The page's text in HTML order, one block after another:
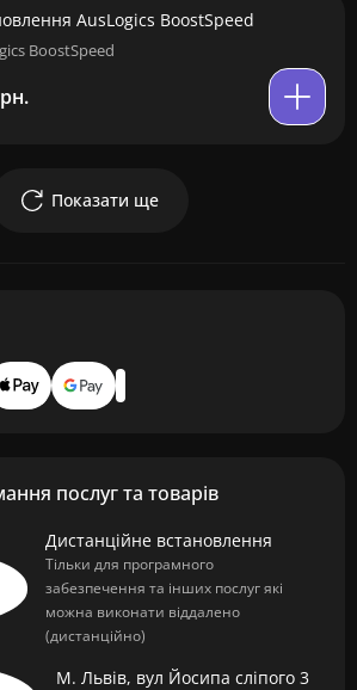
AusLogics BoostSpeed
BoostSpeed
Показати ще
послуг та товарів
Дистанційне встановлення
Тільки для програмного
забезпечення та інших послуг які
можна виконати віддалено
(дистанційно)
М. Львів, вул Йосипа сліпого 3